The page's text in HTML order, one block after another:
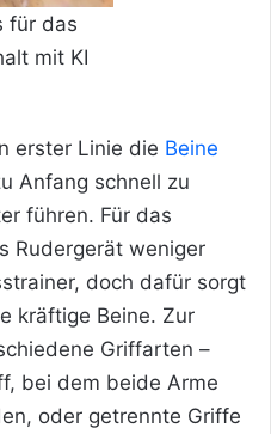
für das
mit KI
erster Linie die Beine
Anfang schnell zu
führen. Für das
Rudergerät weniger
doch dafür sorgt
kräftige Beine. Zur
Griffarten –
bei dem beide Arme
oder getrennte Griffe